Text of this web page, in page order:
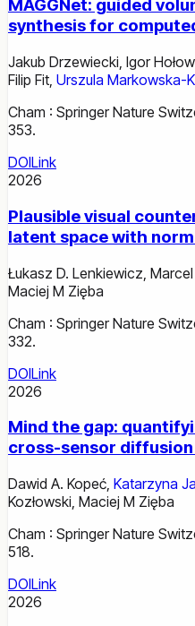
MAGGNet: guided
synthesis for
Jakub Drzewiecki, Igor
Filip Fit, Urszula Markowska-
Cham : Springer Nature
353.
DOILink
2026
Plausible visual
latent space with
Łukasz D. Lenkiewicz Marcel
Maciej M Zięba
Cham : Springer Nature
332.
DOILink
2026
Mind the gap:
cross-sensor
Dawid A. Kopeć Katarzyna
Kozłowski Maciej M Zięba
Cham : Springer Nature
518.
DOILink
2026